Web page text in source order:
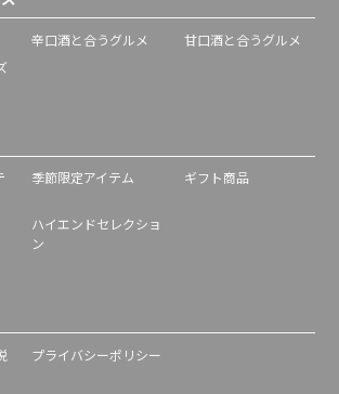
辛口酒と合うグルメ
甘口酒と合うグルメ
季節限定アイテム ギフト商品
ハイエンドセレクショ
ン
プライバシーポリシー